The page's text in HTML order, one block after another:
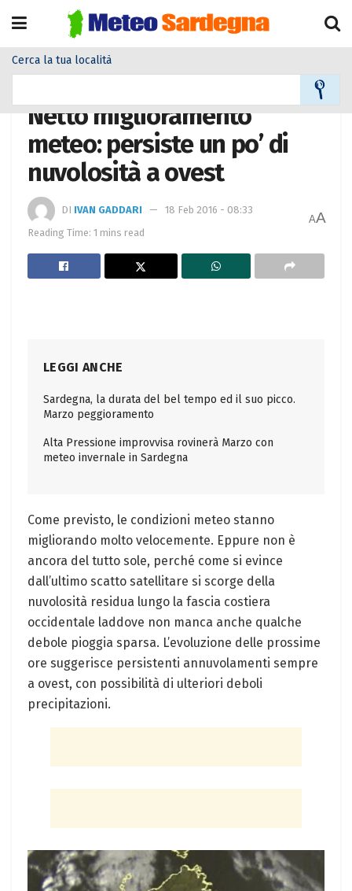
Cerca la tua località
Netto miglioramento
meteo: persiste un po’ di
nuvolosità a ovest
DI IVAN GADDARI
18 Feb 2016 - 08:33
Reading Time: 1 mins read
AA
LEGGI ANCHE
Sardegna, la durata del bel tempo ed il suo picco.
Marzo peggioramento
Alta Pressione improvvisa rovinerà Marzo con
meteo invernale in Sardegna
Come previsto, le condizioni meteo stanno
migliorando molto velocemente. Eppure non è
ancora del tutto sole, perché come si evince
dall’ultimo scatto satellitare si scorge della
nuvolosità residua lungo la fascia costiera
occidentale laddove non manca anche qualche
debole pioggia sparsa. L’evoluzione delle prossime
ore suggerisce persistenti annuvolamenti sempre
a ovest, con possibilità di ulteriori deboli
precipitazioni.